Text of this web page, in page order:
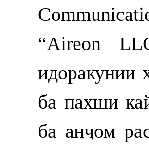
“Aireon
идоракунии
ба пахши
ба анҷом